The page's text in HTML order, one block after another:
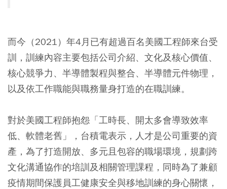
而今（2021）年4月已有超過百名美國工程師來台受
訓，訓練內容主要包括公司介紹、文化及核心價值、
核心競爭力、半導體製程與整合、半導體元件物理，
以及依工作職能與職務量身打造的在職訓練。
對於美國工程師抱怨「工時長、開太多會導致效率
低、軟體老舊」，台積電表示，人才是公司重要的資
產，為了打造開放、多元且包容的職場環境，規劃跨
文化溝通協作的培訓及相關管理課程，同時為了兼顧
疫情期間保護員工健康安全與移地訓練的身心關懷，